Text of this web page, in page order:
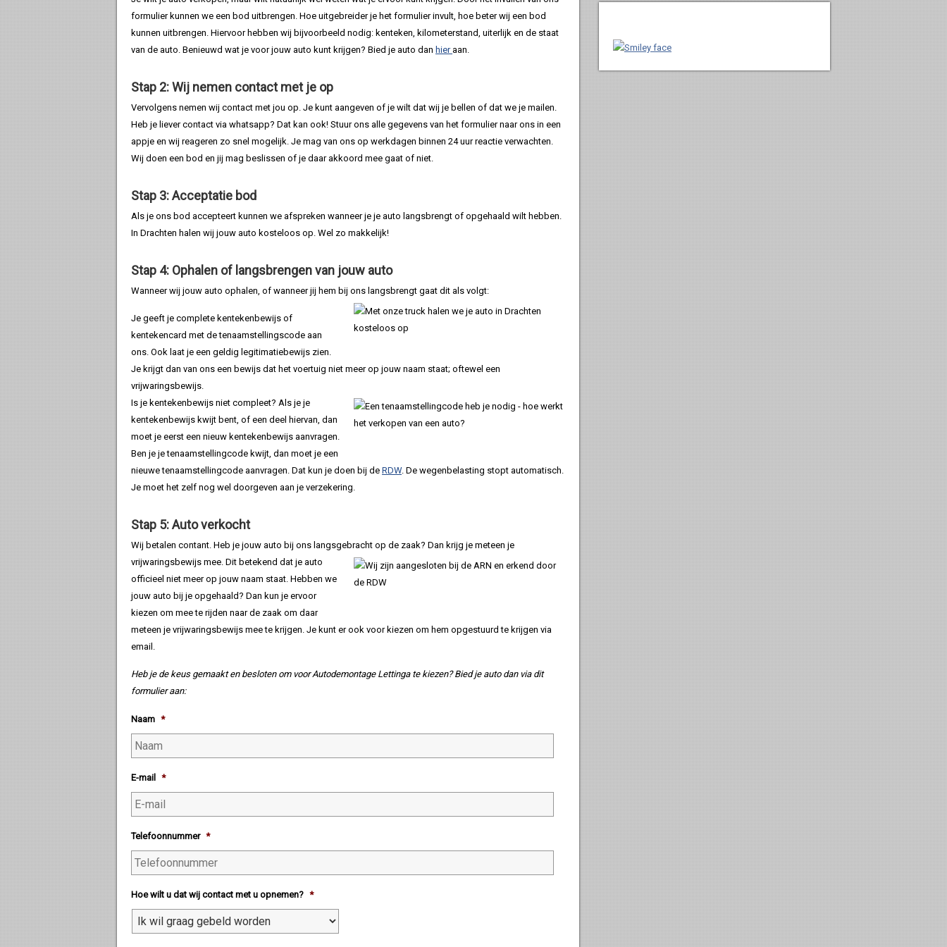
formulier kunnen we een bod uitbrengen. Hoe uitgebreider je het formulier invult, hoe beter wij een bod
kunnen uitbrengen. Hiervoor hebben wij bijvoorbeeld nodig: kenteken, kilometerstand, uiterlijk en de staat
van de auto. Benieuwd wat je voor jouw auto kunt krijgen? Bied je auto dan hieraan.
Stap 2: Wij nemen contact met je op
Vervolgens nemen wij contact met jou op. Je kunt aangeven of je wilt dat wij je bellen of dat we je mailen.
Heb je liever contact via whatsapp? Dat kan ook! Stuur ons alle gegevens van het formulier naar ons in een
appje en wij reageren zo snel mogelijk. Je mag van ons op werkdagen binnen 24 uur reactie verwachten.
Wij doen een bod en jij mag beslissen of je daar akkoord mee gaat of niet.
Stap 3: Acceptatie bod
Als je ons bod accepteert kunnen we afspreken wanneer je je auto langsbrengt of opgehaald wilt hebben.
In Drachten halen wij jouw auto kosteloos op. Wel zo makkelijk!
Stap 4: Ophalen of langsbrengen van jouw auto
Wanneer wij jouw auto ophalen, of wanneer jij hem bij ons langsbrengt gaat dit als volgt:
Je geeft je complete kentekenbewijs of
kentekencard met de tenaamstellingscode aan
ons. Ook laat je een geldig legitimatiebewijs zien.
Je krijgt dan van ons een bewijs dat het voertuig niet meer op jouw naam staat; oftewel een
vrijwaringsbewijs.
Is je kentekenbewijs niet compleet? Als je je
kentekenbewijs kwijt bent, of een deel hiervan, dan
moet je eerst een nieuw kentekenbewijs aanvragen.
Ben je je tenaamstellingcode kwijt, dan moet je een
nieuwe tenaamstellingcode aanvragen. Dat kun je doen bij de RDW. De wegenbelasting stopt automatisch.
Je moet het zelf nog wel doorgeven aan je verzekering.
Stap 5: Auto verkocht
Wij betalen contant. Heb je jouw auto bij ons langsgebracht op de zaak? Dan krijg je meteen je
vrijwaringsbewijs mee. Dit betekend dat je auto
officieel niet meer op jouw naam staat. Hebben we
jouw auto bij je opgehaald? Dan kun je ervoor
kiezen om mee te rijden naar de zaak om daar
meteen je vrijwaringsbewijs mee te krijgen. Je kunt er ook voor kiezen om hem opgestuurd te krijgen via
email.
Heb je de keus gemaakt en besloten om voor Autodemontage Lettinga te kiezen? Bied je auto dan via dit
formulier aan:
Naam *
E-mail *
Telefoonnummer *
Hoe wilt u dat wij contact met u opnemen? *